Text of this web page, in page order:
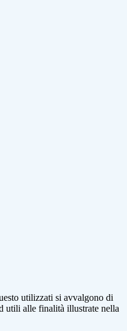
utilizzati si avvalgono di
utili alle finalità illustrate nella